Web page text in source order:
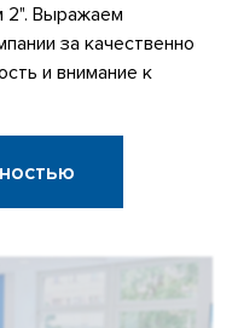
2". Выражаем
за качественно
и внимание к